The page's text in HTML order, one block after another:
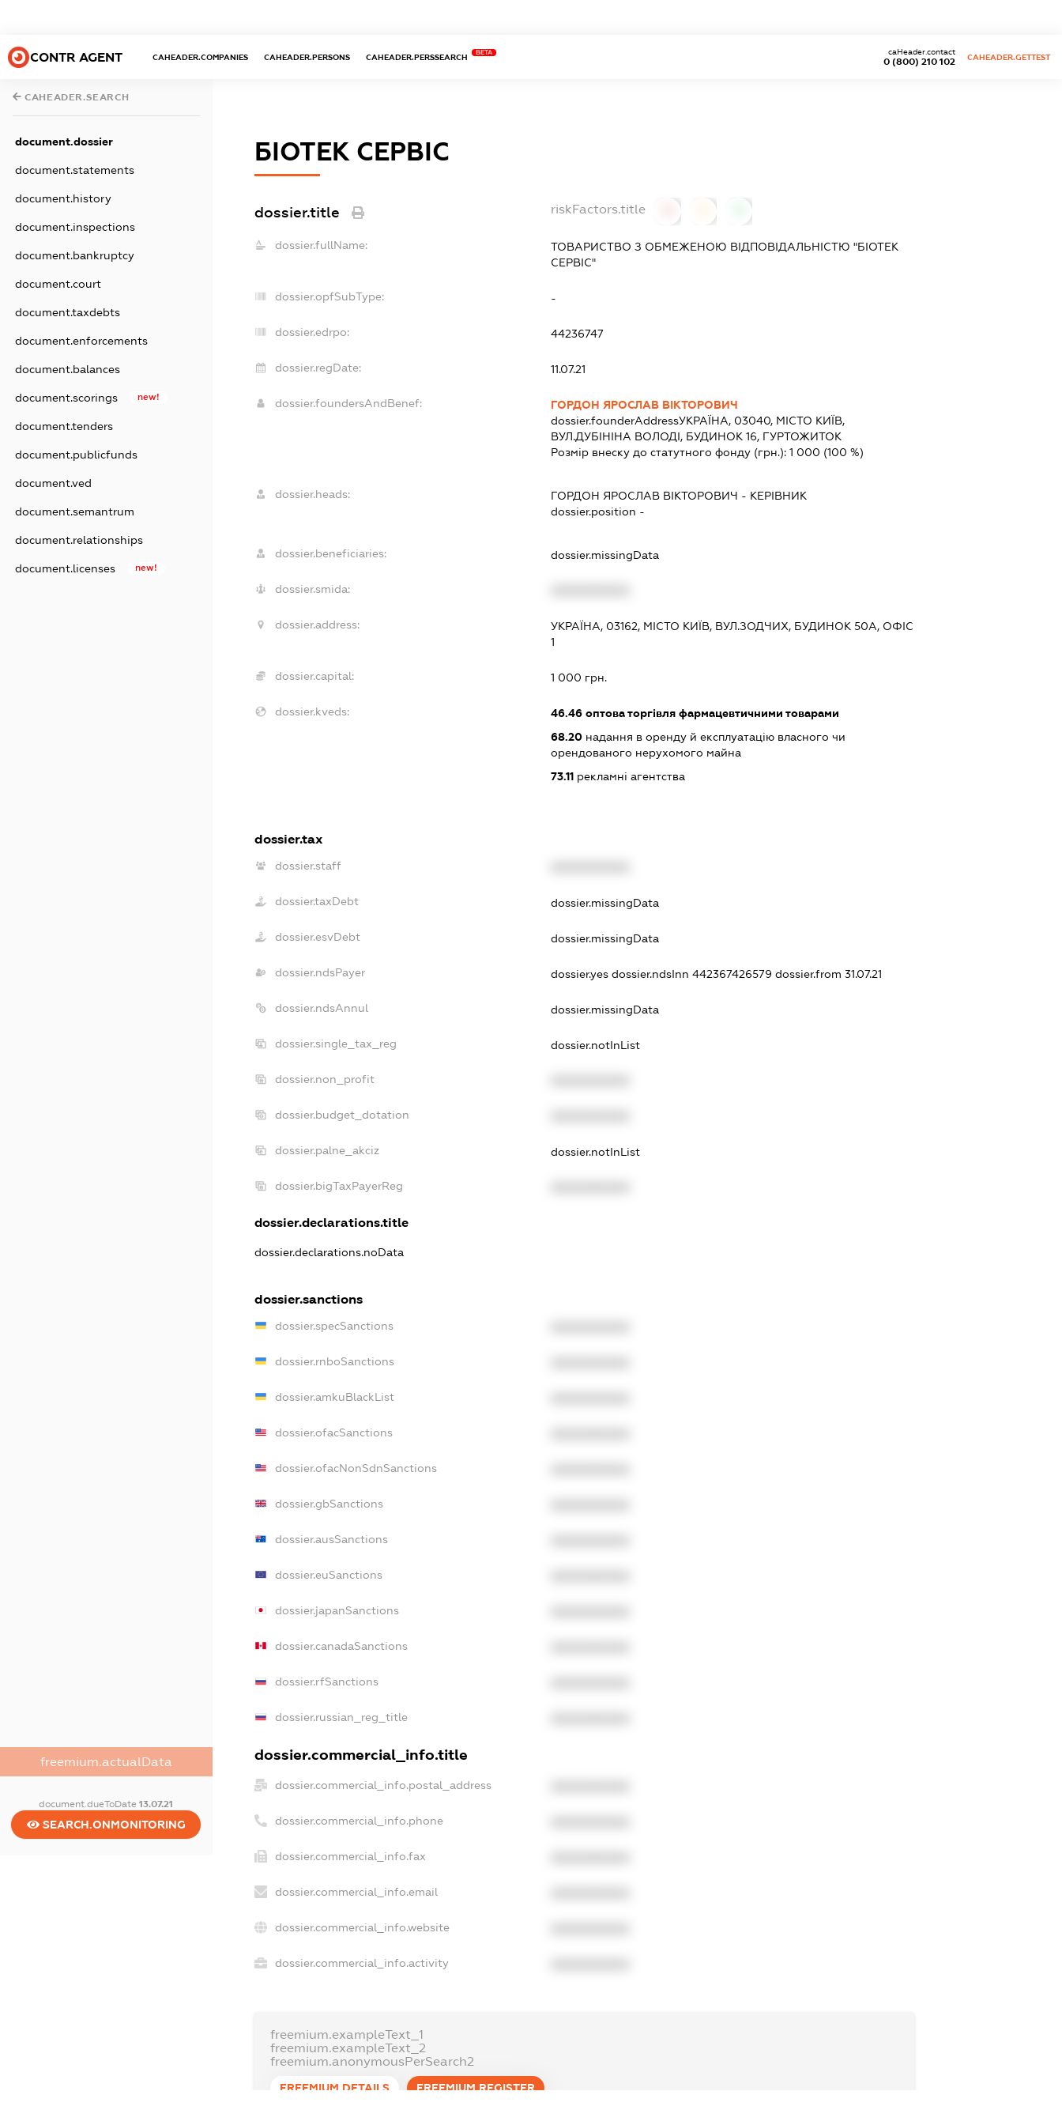
CONTR AGENT CAHEADER.COMPANIES CAHEADER.PERSONS CAHEADER.PERSSEARCH
BETA
0 (800) 210 102
caHeader.contact
CAHEADER.GETTEST
CAHEADER.SEARCH
document.dossier
document.statements
document.history
document.inspections
document.bankruptcy
document.court
document.taxdebts
document.enforcements
document.balances
document.scorings new!
document.tenders
document.publicfunds
document.ved
document.semantrum
document.relationships
document.licenses new!
freemium.actualData
document.dueToDate13.07.21
SEARCH.ONMONITORING
БІОТЕК СЕРВІС
dossier.title riskFactors.title
dossier.fullName:
ТОВАРИСТВО З ОБМЕЖЕНОЮ ВІДПОВІДАЛЬНІСТЮ "БІОТЕК
СЕРВІС"
dossier.opfSubType: -
dossier.edrpo: 44236747
dossier.regDate: 11.07.21
dossier.foundersAndBenef:
ГОРДОН ЯРОСЛАВ ВІКТОРОВИЧ
dossier.founderAddressУКРАЇНА, 03040, МІСТО КИЇВ,
ВУЛ.ДУБІНІНА ВОЛОДІ, БУДИНОК 16, ГУРТОЖИТОК
Розмір внеску до статутного фонду (грн.):1 000 (100 %)
dossier.heads: ГОРДОН ЯРОСЛАВ ВІКТОРОВИЧ - КЕРІВНИК
dossier.position -
dossier.beneficiaries: dossier.missingData
dossier.smida:
dossier.address:
УКРАЇНА, 03162, МІСТО КИЇВ, ВУЛ.ЗОДЧИХ, БУДИНОК 50А, ОФІС
1
dossier.capital: 1 000 грн.
dossier.kveds: 46.46 оптова торгівля фармацевтичними товарами
68.20 надання в оренду й експлуатацію власного чи
орендованого нерухомого майна
73.11 рекламні агентства
dossier.tax
dossier.staff
dossier.taxDebt dossier.missingData
dossier.esvDebt dossier.missingData
dossier.ndsPayer dossier.yesdossier.ndsInn 442367426579dossier.from 31.07.21
dossier.ndsAnnul dossier.missingData
dossier.single_tax_reg dossier.notInList
dossier.non_profit
dossier.budget_dotation
dossier.palne_akciz dossier.notInList
dossier.bigTaxPayerReg
dossier.declarations.title
dossier.declarations.noData
dossier.sanctions
dossier.specSanctions
dossier.rnboSanctions
dossier.amkuBlackList
dossier.ofacSanctions
dossier.ofacNonSdnSanctions
dossier.gbSanctions
dossier.ausSanctions
dossier.euSanctions
dossier.japanSanctions
dossier.canadaSanctions
dossier.rfSanctions
dossier.russian_reg_title
dossier.commercial_info.title
dossier.commercial_info.postal_address
dossier.commercial_info.phone
dossier.commercial_info.fax
dossier.commercial_info.email
dossier.commercial_info.website
dossier.commercial_info.activity
freemium.exampleText_1
freemium.exampleText_2
freemium.anonymousPerSearch2
FREEMIUM.DETAILS FREEMIUM.REGISTER